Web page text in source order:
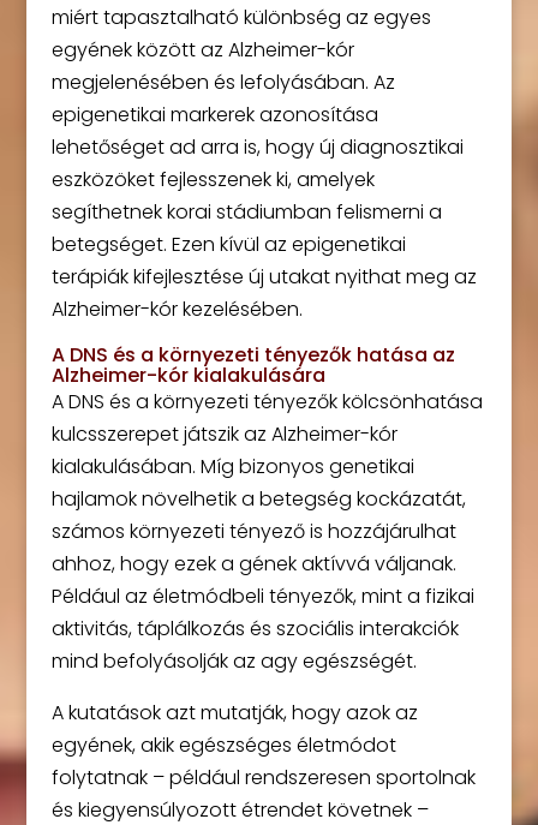
miért tapasztalható különbség az egyes
egyének között az Alzheimer-kór
megjelenésében és lefolyásában. Az
epigenetikai markerek azonosítása
lehetőséget ad arra is, hogy új diagnosztikai
eszközöket fejlesszenek ki, amelyek
segíthetnek korai stádiumban felismerni a
betegséget. Ezen kívül az epigenetikai
terápiák kifejlesztése új utakat nyithat meg az
Alzheimer-kór kezelésében.
A DNS és a környezeti tényezők hatása az
Alzheimer-kór kialakulására
A DNS és a környezeti tényezők kölcsönhatása
kulcsszerepet játszik az Alzheimer-kór
kialakulásában. Míg bizonyos genetikai
hajlamok növelhetik a betegség kockázatát,
számos környezeti tényező is hozzájárulhat
ahhoz, hogy ezek a gének aktívvá váljanak.
Például az életmódbeli tényezők, mint a fizikai
aktivitás, táplálkozás és szociális interakciók
mind befolyásolják az agy egészségét.
A kutatások azt mutatják, hogy azok az
egyének, akik egészséges életmódot
folytatnak – például rendszeresen sportolnak
és kiegyensúlyozott étrendet követnek –